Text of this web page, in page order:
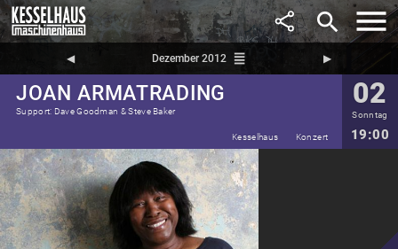
search
◀︎ Dezember 2012 reorder ▶︎
JOAN ARMATRADING
Support: Dave Goodman & Steve Baker
02
Sonntag
19:00
Kesselhaus Konzert